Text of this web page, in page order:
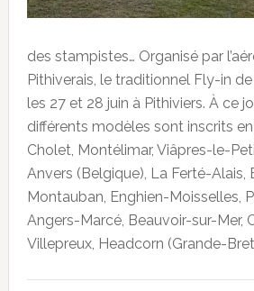
des stampistes… Organisé par
Pithiverais, le traditionnel Fly-in
les 27 et 28 juin à Pithiviers. À ce
différents modèles sont inscrits
Cholet, Montélimar, Viâpres-le-
Anvers (Belgique), La Ferté-Alais,
Montauban, Enghien-Moisselles,
Angers-Marcé, Beauvoir-sur-Mer,
Villepreux, Headcorn (Grande-